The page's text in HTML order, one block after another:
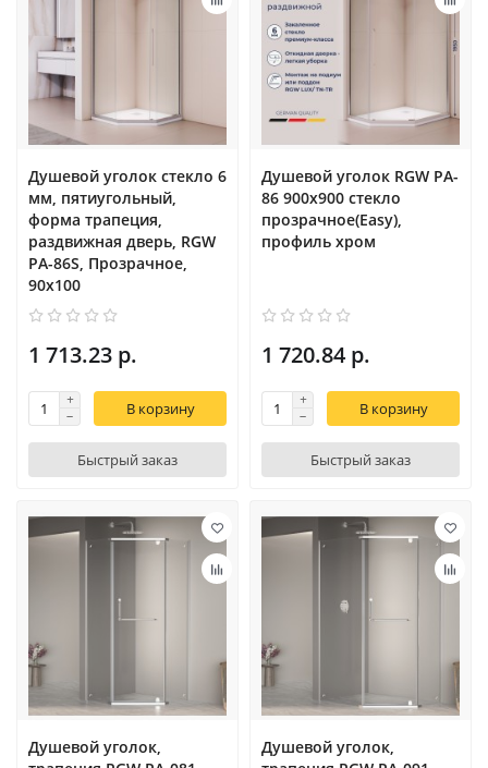
Душевой уголок стекло 6
мм, пятиугольный,
форма трапеция,
раздвижная дверь, RGW
PA-86S, Прозрачное,
90x100
1 713.23 р.
В корзину
Быстрый заказ
Душевой уголок RGW PA-
86 900x900 стекло
прозрачное(Easy),
профиль хром
1 720.84 р.
В корзину
Быстрый заказ
Душевой уголок,
Душевой уголок,